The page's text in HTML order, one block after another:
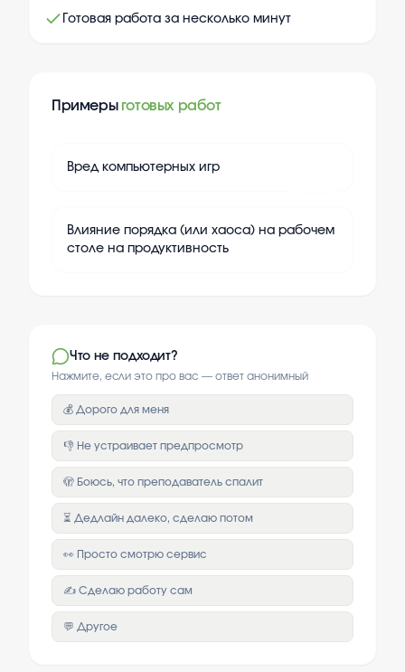
Готовая работа за несколько минут
Примеры готовых работ
Вред компьютерных игр
Влияние порядка (или хаоса) на рабочем
столе на продуктивность
Что не подходит?
Нажмите, если это про вас — ответ анонимный
💰 Дорого для меня
👎 Не устраивает предпросмотр
🫣 Боюсь, что преподаватель спалит
⏳ Дедлайн далеко, сделаю потом
👀 Просто смотрю сервис
✍️ Сделаю работу сам
💬 Другое